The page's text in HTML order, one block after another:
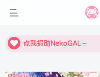
点我捐助NekoGAL～
点我捐助NekoGAL～